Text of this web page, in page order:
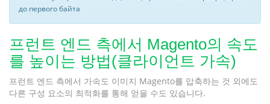
до первого байта
프런트 엔드 측에서 Magento의 속도
를 높이는 방법(클라이언트 가속)
프런트 엔드 측에서 가속도 이미지 Magento를 압축하는 것 외에도
다른 구성 요소의 최적화를 통해 얻을 수도 있습니다.